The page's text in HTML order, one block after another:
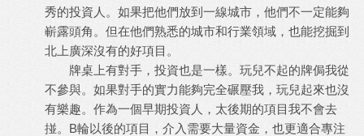
秀的投資人。如果把他們放到一線城市，他們不一定能夠
嶄露頭角。但在他們熟悉的城市和行業領域，也能挖掘到
北上廣深沒有的好項目。
牌桌上有對手，投資也是一樣。玩兒不起的牌侷我從
不參與。如果對手的實力能夠完全碾壓我，玩兒起來也沒
有樂趣。作為一個早期投資人，太後期的項目我不會去
掽。B輪以後的項目，介入需要大量資金，也更適合專注